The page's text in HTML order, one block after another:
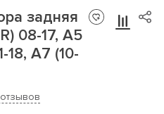
задняя
08-17, A5
18, A7 (10-